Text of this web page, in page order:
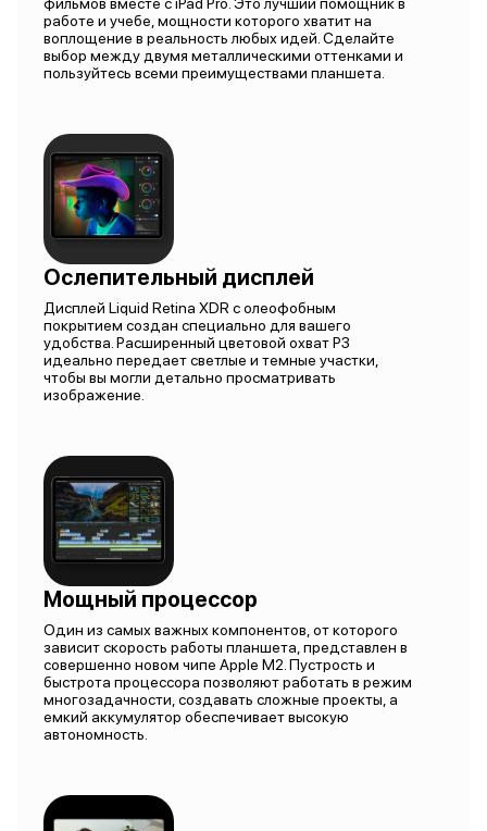
работе и учебе, мощности которого хватит на
воплощение в реальность любых идей. Сделайте
выбор между двумя металлическими оттенками и
пользуйтесь всеми преимуществами планшета.
Ослепительный дисплей
Дисплей Liquid Retina XDR с олеофобным
покрытием создан специально для вашего
удобства. Расширенный цветовой охват P3
идеально передает светлые и темные участки,
чтобы вы могли детально просматривать
изображение.
Мощный процессор
Один из самых важных компонентов, от которого
зависит скорость работы планшета, представлен в
совершенно новом чипе Apple M2. Пустрость и
быстрота процессора позволяют работать в режим
многозадачности, создавать сложные проекты, а
емкий аккумулятор обеспечивает высокую
автономность.